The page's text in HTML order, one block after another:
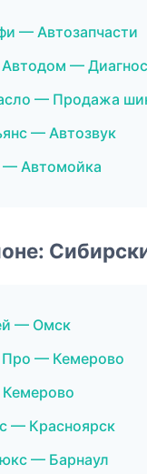
— Автозапчасти
—
— Продажа
— Автозвук
— Автомойка
— Омск
Про — Кемерово
— Красноярск
— Барнаул